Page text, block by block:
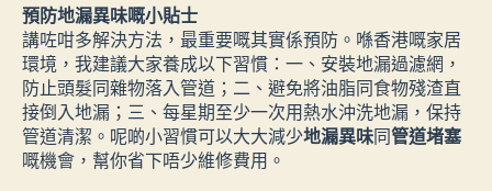
預防地漏異味嘅小貼士
講咗咁多解決方法，最重要嘅其實係預防。喺香港嘅家居
環境，我建議大家養成以下習慣：一、安裝地漏過濾網，
防止頭髮同雜物落入管道；二、避免將油脂同食物殘渣直
接倒入地漏；三、每星期至少一次用熱水沖洗地漏，保持
管道清潔。呢啲小習慣可以大大減少地漏異味同管道堵塞
嘅機會，幫你省下唔少維修費用。